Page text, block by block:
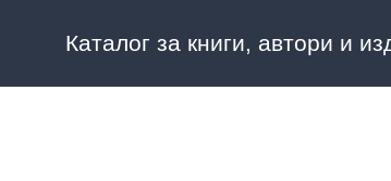
Каталог за книги, автори и